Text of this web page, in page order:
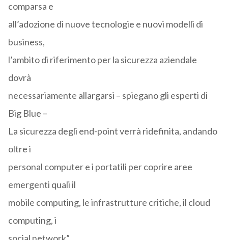
comparsa e
all’adozione di nuove tecnologie e nuovi modelli di
business,
l’ambito di riferimento per la sicurezza aziendale
dovrà
necessariamente allargarsi – spiegano gli esperti di
Big Blue –
La sicurezza degli end-point verrà ridefinita, andando
oltre i
personal computer e i portatili per coprire aree
emergenti quali il
mobile computing, le infrastrutture critiche, il cloud
computing, i